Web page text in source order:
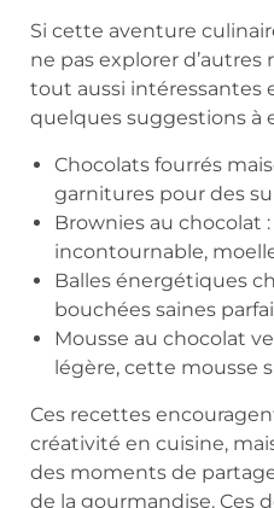
Si cette aventure
ne pas explorer
tout aussi intéressantes
quelques suggestions à
Chocolats fourrés
garnitures pour des
Brownies au chocolat
incontournable,
Balles énergétiques
bouchées saines
Mousse au chocolat
légère, cette mousse
Ces recettes
créativité en cuisine,
des moments de
de la gourmandise. Ces